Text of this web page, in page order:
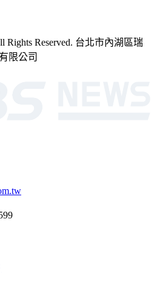
Rights Reserved. 台北市內湖區瑞
限公司